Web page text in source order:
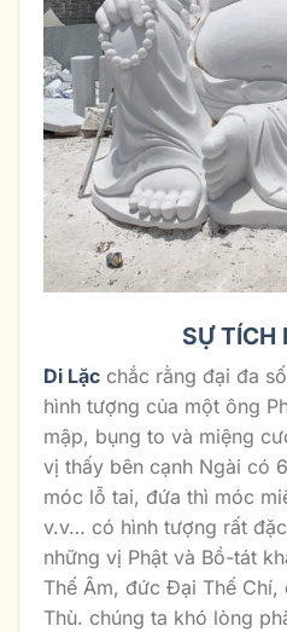
SỰ TÍCH
Di Lặc chắc rằng đại đa
hình tượng của một ông
mập, bụng to và miệng
vị thấy bên cạnh Ngài có
móc lỗ tai, đứa thì móc
v.v… có hình tượng rất
những vị Phật và Bồ-tát
Thế Âm, đức Đại Thế
Thù. chúng ta khó lòng